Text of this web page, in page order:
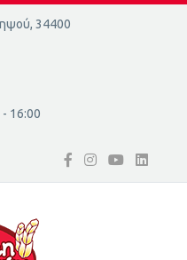
3440034400
- 16:00